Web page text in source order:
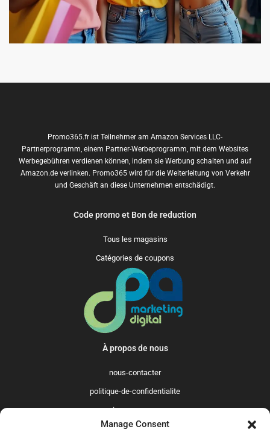
Manage Consent
Promo365.fr ist Teilnehmer am Amazon Services LLC-
Partnerprogramm, einem Partner-Werbeprogramm, mit dem Websites
Werbegebühren verdienen können, indem sie Werbung schalten und auf
Amazon.de verlinken. Promo365 wird für die Weiterleitung von Verkehr
und Geschäft an diese Unternehmen entschädigt.
Code promo et Bon de reduction
Tous les magasins
Catégories de coupons
À propos de nous
nous-contacter
politique-de-confidentialite
qui-sommes-nous